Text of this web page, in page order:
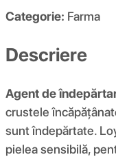
Categorie: Farma
Descriere
Agent de
crustele
sunt îndepărtate.
pielea sensibilă,